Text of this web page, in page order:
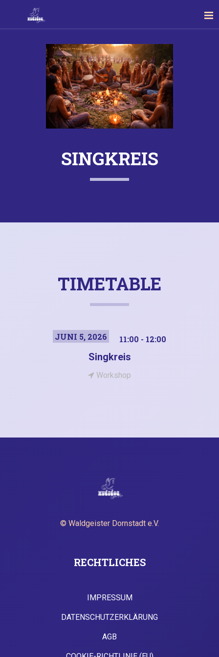
SINGKREIS
TIMETABLE
JUNI 5, 2026 11:00 - 12:00
Singkreis
Workshop
© Waldgeister Dornstadt e.V.
RECHTLICHES
IMPRESSUM
DATENSCHUTZERKLÄRUNG
AGB